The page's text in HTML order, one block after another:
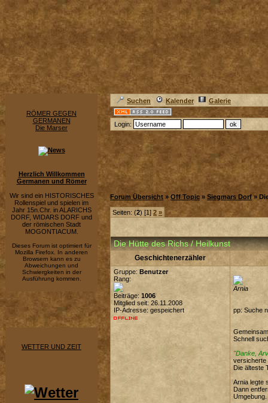
RÖMER GEGEN
GERMANEN
Die Marser
Herzlich Willkommen
Germanen und Römer
Wir sind ein HISTORISCHES
Rollenspiel und spielen im
Jahr 15n.Chr. in ALARICHS
DORF, WIDARS DORF und
der römischen Stadt
MOGONTIACUM.
Dieses Forum ist optimiert für
Mozilla Firefox. In anderen
Browsern kann es zu
Abweichungen und
Schwiergkeiten in der
Ausführung kommen.
WETTER UND ZEIT
Suchen Kalender Galerie
Login:
Forum Übersicht » Off Topic » Siegmars Dorf »
Seiten: (2) [1] 2 »
Die Hütte des Richs / Heilkunst
Geschichtenerzähler
Gruppe: Benutzer
Rang:
Beiträge: 1006
Mitglied seit: 26.11.2008
IP-Adresse: gespeichert
Arnia
pp: Suche
Schnell
"Danke,
versicherte
Die älteste
Arnia legte
Dann
Umgebung.